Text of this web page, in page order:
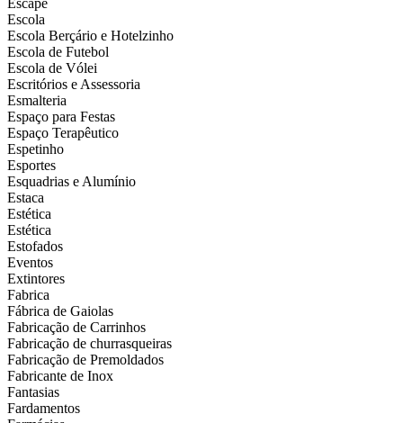
Escape
Escola
Escola Berçário e Hotelzinho
Escola de Futebol
Escola de Vólei
Escritórios e Assessoria
Esmalteria
Espaço para Festas
Espaço Terapêutico
Espetinho
Esportes
Esquadrias e Alumínio
Estaca
Estética
Estética
Estofados
Eventos
Extintores
Fabrica
Fábrica de Gaiolas
Fabricação de Carrinhos
Fabricação de churrasqueiras
Fabricação de Premoldados
Fabricante de Inox
Fantasias
Fardamentos